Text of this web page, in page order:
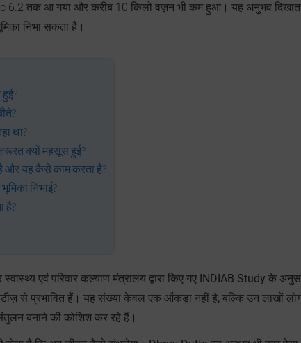
6.2 तक आ गया और करीब 10 किलो वज़न भी कम हुआ। यह अनुभव
निभा सकता है।
था?
क्यों महसूस हुई?
और यह कैसे काम करता है?
निभाई?
है?
एवं परिवार कल्याण मंत्रालय द्वारा किए गए INDIAB Study के
से प्रभावित हैं। यह संख्या केवल एक आँकड़ा नहीं है, बल्कि उन लाखों लोगों
बनाने की कोशिश कर रहे हैं।